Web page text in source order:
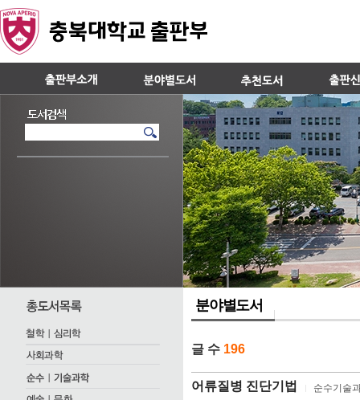
분야별도서
글 수 196
어류질병 진단기법 순수기술